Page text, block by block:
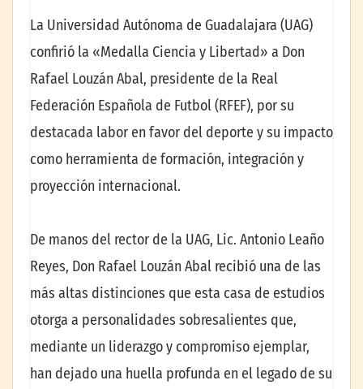
La Universidad Autónoma de Guadalajara (UAG)
confirió la «Medalla Ciencia y Libertad» a Don
Rafael Louzán Abal, presidente de la Real
Federación Española de Futbol (RFEF), por su
destacada labor en favor del deporte y su impacto
como herramienta de formación, integración y
proyección internacional.
De manos del rector de la UAG, Lic. Antonio Leaño
Reyes, Don Rafael Louzán Abal recibió una de las
más altas distinciones que esta casa de estudios
otorga a personalidades sobresalientes que,
mediante un liderazgo y compromiso ejemplar,
han dejado una huella profunda en el legado de su